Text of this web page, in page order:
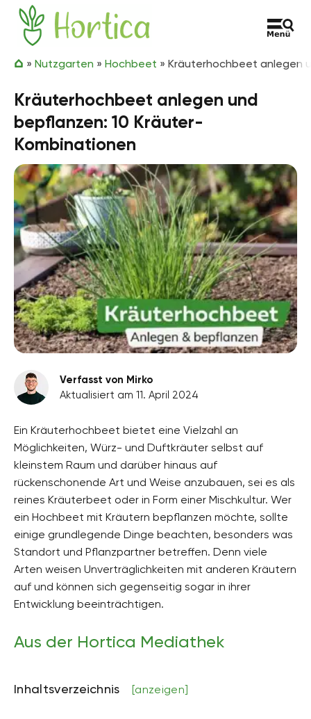
Zum Inhalt springen
Hortica
» Nutzgarten » Hochbeet » Kräuterhochbeet anlegen
Kräuterhochbeet anlegen und
bepflanzen: 10 Kräuter-
Kombinationen
Verfasst von Mirko
Aktualisiert am 11. April 2024
Ein Kräuterhochbeet bietet eine Vielzahl an
Möglichkeiten, Würz- und Duftkräuter selbst auf
kleinstem Raum und darüber hinaus auf
rückenschonende Art und Weise anzubauen, sei es als
reines Kräuterbeet oder in Form einer Mischkultur. Wer
ein Hochbeet mit Kräutern bepflanzen möchte, sollte
einige grundlegende Dinge beachten, besonders was
Standort und Pflanzpartner betreffen. Denn viele
Arten weisen Unverträglichkeiten mit anderen Kräutern
auf und können sich gegenseitig sogar in ihrer
Entwicklung beeinträchtigen.
Aus der Hortica Mediathek
Inhaltsverzeichnis [anzeigen]